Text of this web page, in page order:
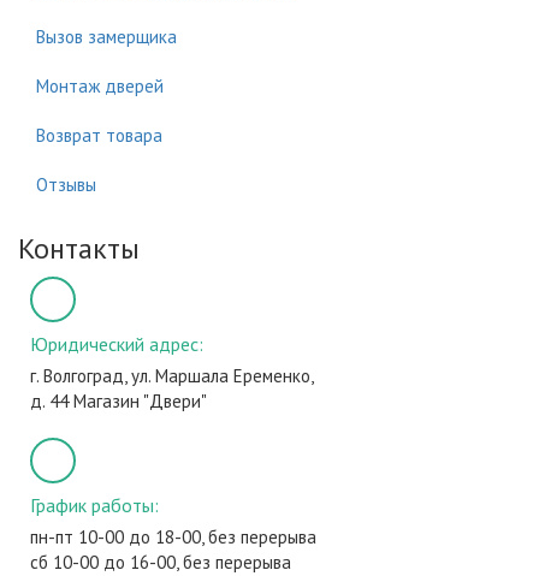
Вызов замерщика
Монтаж дверей
Возврат товара
Отзывы
Контакты
Юридический адрес:
г. Волгоград, ул. Маршала Еременко,
д. 44 Магазин "Двери"
График работы:
пн-пт 10-00 до 18-00, без перерыва
сб 10-00 до 16-00, без перерыва